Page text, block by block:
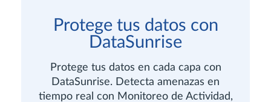
Protege tus datos con
DataSunrise
Protege tus datos en cada capa con
DataSunrise. Detecta amenazas en
tiempo real con Monitoreo de Actividad,